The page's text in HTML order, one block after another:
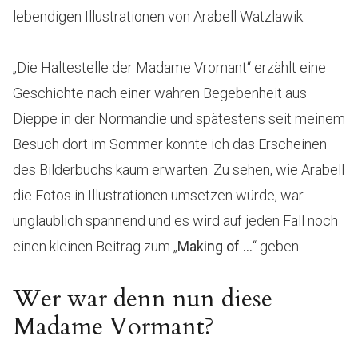
lebendigen Illustrationen von Arabell Watzlawik.
„Die Haltestelle der Madame Vromant“ erzählt eine
Geschichte nach einer wahren Begebenheit aus
Dieppe in der Normandie und spätestens seit meinem
Besuch dort im Sommer konnte ich das Erscheinen
des Bilderbuchs kaum erwarten. Zu sehen, wie Arabell
die Fotos in Illustrationen umsetzen würde, war
unglaublich spannend und es wird auf jeden Fall noch
einen kleinen Beitrag zum „Making of …“ geben.
Wer war denn nun diese
Madame Vormant?